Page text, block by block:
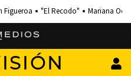
Figueroa "El Recodo" Mariana